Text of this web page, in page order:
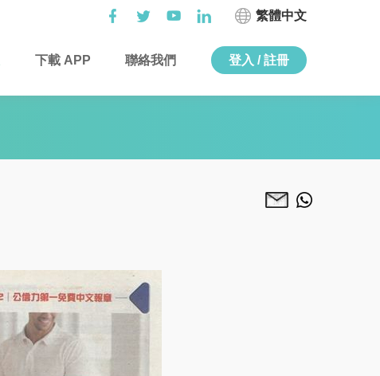
繁體中文
下載 APP 聯絡我們 登入 / 註冊